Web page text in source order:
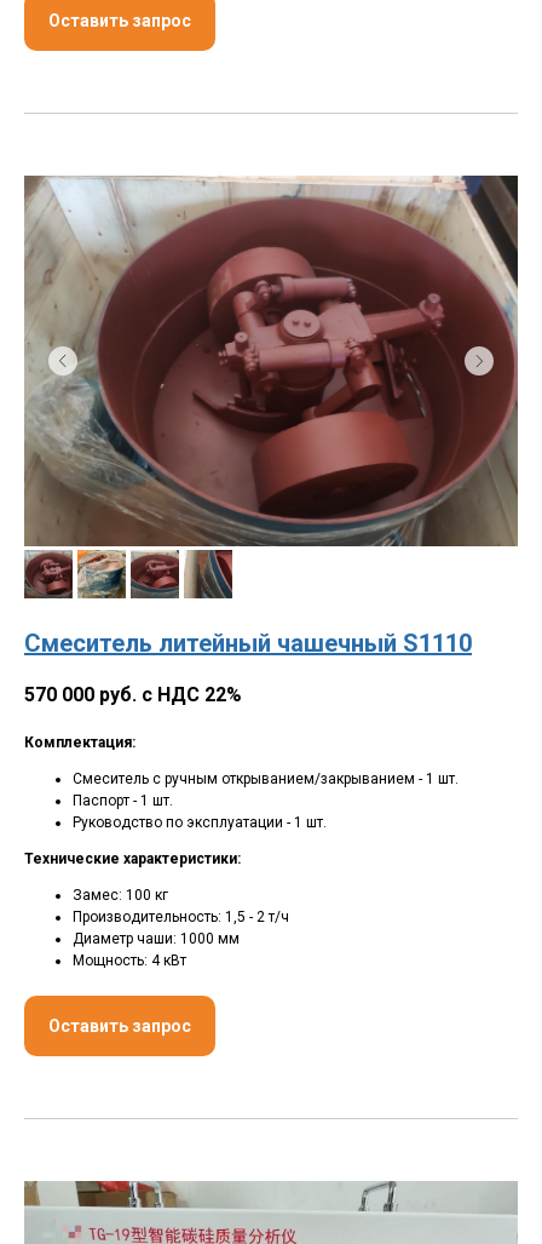
Оставить запрос
Смеситель литейный чашечный S1110
570 000 руб. с НДС 22%
Комплектация:
Смеситель с ручным открыванием/закрыванием - 1 шт.
Паспорт - 1 шт.
Руководство по эксплуатации - 1 шт.
Технические характеристики:
Замес: 100 кг
Производительность: 1,5 - 2 т/ч
Диаметр чаши: 1000 мм
Мощность: 4 кВт
Оставить запрос